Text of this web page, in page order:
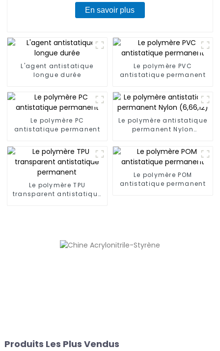
En savoir plus
L'agent antistatique
longue durée
Le polymère PVC
antistatique permanent
Le polymère PC
antistatique permanent
Le polymère antistatique
permanent Nylon
Le polymère TPU
transparent antistatique
Le polymère POM
antistatique permanent
Produits Les Plus Vendus